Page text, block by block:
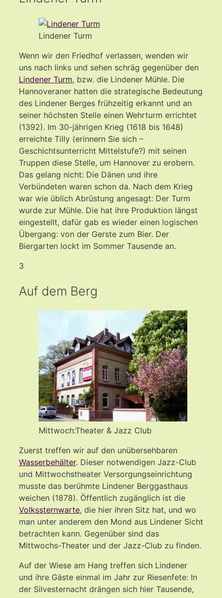
Lindener Turm
Wenn wir den Friedhof verlassen, wenden wir
uns nach links und sehen schräg gegenüber den
Lindener Turm, bzw. die Lindener Mühle. Die
Hannoveraner hatten die strategische Bedeutung
des Lindener Berges frühzeitig erkannt und an
seiner höchsten Stelle einen Wehrturm errichtet
(1392). Im 30-jährigen Krieg (1618 bis 1648)
erreichte Tilly (erinnern Sie sich –
Geschichtsunterricht Mittelstufe?) mit seinen
Truppen diese Stelle, um Hannover zu erobern.
Das gelang nicht: Die Dänen und ihre
Verbündeten waren schon da. Nach dem Krieg
war wie üblich Abrüstung angesagt: Der Turm
wurde zur Mühle. Die hat ihre Produktion längst
eingestellt, dafür gab es wieder einen logischen
Übergang: von der Gerste zum Bier. Der
Biergarten lockt im Sommer Tausende an.
3
Auf dem Berg
Mittwoch:Theater & Jazz Club
Zuerst treffen wir auf den unübersehbaren
Wasserbehälter. Dieser notwendigen Jazz-Club
und Mittwochstheater Versorgungseinrichtung
musste das berühmte Lindener Berggasthaus
weichen (1878). Öffentlich zugänglich ist die
Volkssternwarte, die hier ihren Sitz hat, und wo
man unter anderem den Mond aus Lindener Sicht
betrachten kann. Gegenüber sind das
Mittwochs-Theater und der Jazz-Club zu finden.
Auf der Wiese am Hang treffen sich Lindener
und ihre Gäste einmal im Jahr zur Riesenfete: In
der Silvesternacht drängen sich hier Tausende,